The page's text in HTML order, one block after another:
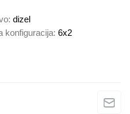
dizel
konfiguracija 6x2